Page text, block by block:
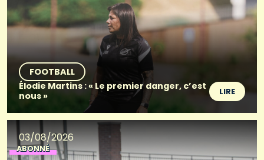
FOOTBALL
Élodie Martins : « Le premier danger, c’est
nous »
LIRE
03/08/2026
ABONNÉ